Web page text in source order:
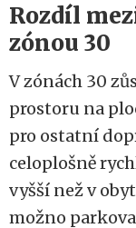
Rozdíl
zónou 30
V zónách 30
prostoru na
pro ostatní
celoplošně
vyšší než v
možno